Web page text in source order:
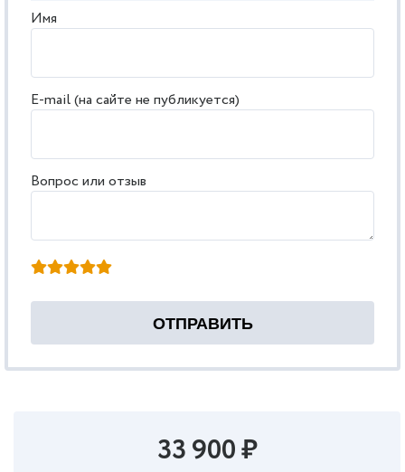
Имя
E-mail (на сайте не публикуется)
Вопрос или отзыв
33 900 ₽